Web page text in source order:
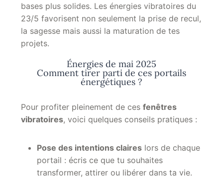
bases plus solides. Les énergies vibratoires du
23/5 favorisent non seulement la prise de recul,
la sagesse mais aussi la maturation de tes
projets.
Énergies de mai 2025
Comment tirer parti de ces portails
énergétiques ?
Pour profiter pleinement de ces fenêtres
vibratoires, voici quelques conseils pratiques :
Pose des intentions claires lors de chaque
portail : écris ce que tu souhaites
transformer, attirer ou libérer dans ta vie.